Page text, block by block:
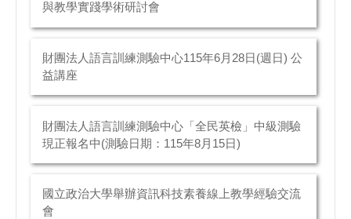
與教學實踐學術研討會
財團法人語言訓練測驗中心115年6月28日(週日) 公
益講座
財團法人語言訓練測驗中心「全民英檢」中級測驗
現正報名中(測驗日期：115年8月15日)
國立政治大學舉辦資訊科技素養線上教學經驗交流
會